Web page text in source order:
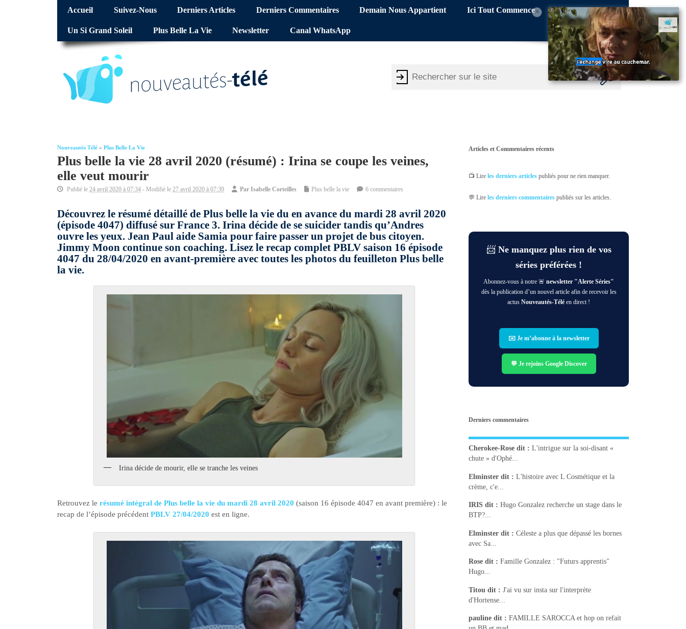
Accueil Suivez-Nous Derniers Articles Derniers Commentaires Demain Nous Appartient Ici Tout Commence
Un Si Grand Soleil Plus Belle La Vie Newsletter Canal WhatsApp
Nouveautés Télé » Plus Belle La Vie
Plus belle la vie 28 avril 2020 (résumé) : Irina se coupe les veines,
elle veut mourir
Publié le 24 avril 2020 à 07:34 - Modifié le 27 avril 2020 à 07:39 Par Isabelle Corteilles Plus belle la vie 6 commentaires
Découvrez le résumé détaillé de Plus belle la vie du en avance du mardi 28 avril 2020
(épisode 4047) diffusé sur France 3. Irina décide de se suicider tandis qu’Andres
ouvre les yeux. Jean Paul aide Samia pour faire passer un projet de bus citoyen.
Jimmy Moon continue son coaching. Lisez le recap complet PBLV saison 16 épisode
4047 du 28/04/2020 en avant-première avec toutes les photos du feuilleton Plus belle
la vie.
Irina décide de mourir, elle se tranche les veines
Retrouvez le résumé intégral de Plus belle la vie du mardi 28 avril 2020 (saison 16 épisode 4047 en avant première) : le
recap de l’épisode précédent PBLV 27/04/2020 est en ligne.
×
Articles et Commentaires récents
📺 Lireles derniers articles publiés pour ne rien manquer.
💬 Lireles derniers commentaires publiés sur les articles.
📨 Ne manquez plus rien de vos
séries préférées !
Abonnez-vous à notre 🚨newsletter "Alerte Séries"
dès la publication d’un nouvel article afin de recevoir les
actusNouveautés-Télé en direct !
✉️ Je m’abonne à la newsletter
💬 Je rejoins Google Discover
Derniers commentaires
Cherokee-Rose dit : L'intrigue sur la soi-disant «
chute » d'Ophé...
Elminster dit : L'histoire avec L Cosmétique et la
crème, c'e...
IRIS dit : Hugo Gonzalez recherche un stage dans le
BTP?...
Elminster dit : Céleste a plus que dépassé les bornes
avec Sa...
Rose dit : Famille Gonzalez : "Futurs apprentis"
Hugo...
Titou dit : J'ai vu sur insta sur l'interprète
d'Hortense...
pauline dit : FAMILLE SAROCCA et hop on refait